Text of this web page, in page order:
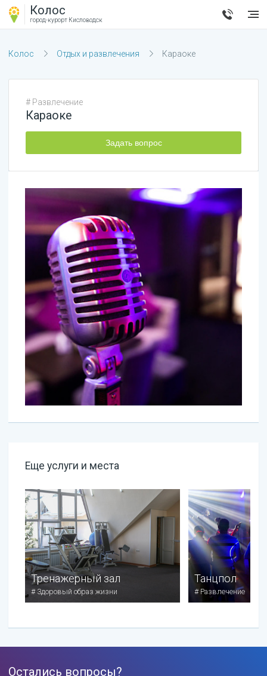
Колос
город-курорт Кисловодск
Колос Отдых и развлечения Караоке
# Развлечение
Караоке
Задать вопрос
Еще услуги и места
Тренажерный зал
# Здоровый образ жизни
Танцпол
# Развлечение
Остались вопросы?